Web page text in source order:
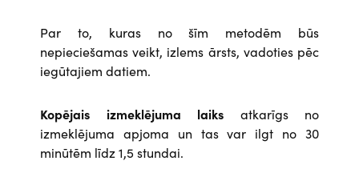
Par to, kuras no šīm metodēm būs
nepieciešamas veikt, izlems ārsts, vadoties pēc
iegūtajiem datiem.
Kopējais izmeklējuma laiks atkarīgs no
izmeklējuma apjoma un tas var ilgt no 30
minūtēm līdz 1,5 stundai.